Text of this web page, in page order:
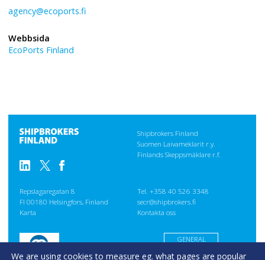
agency@ecoports.fi
Webbsida
EcoPorts Finland
Shipbrokers Finland
Suomen Laivameklarit r.y.
Finlands Skeppsmäklare r.f.
Repslagaregatan 8
FI 00180 Helsingfors, Finland
Karta
Tel. +358 40 526 3348
secr@shipbrokers.fi
Kontakta oss
GENERAL
We are using cookies to measure eg. what pages are popular